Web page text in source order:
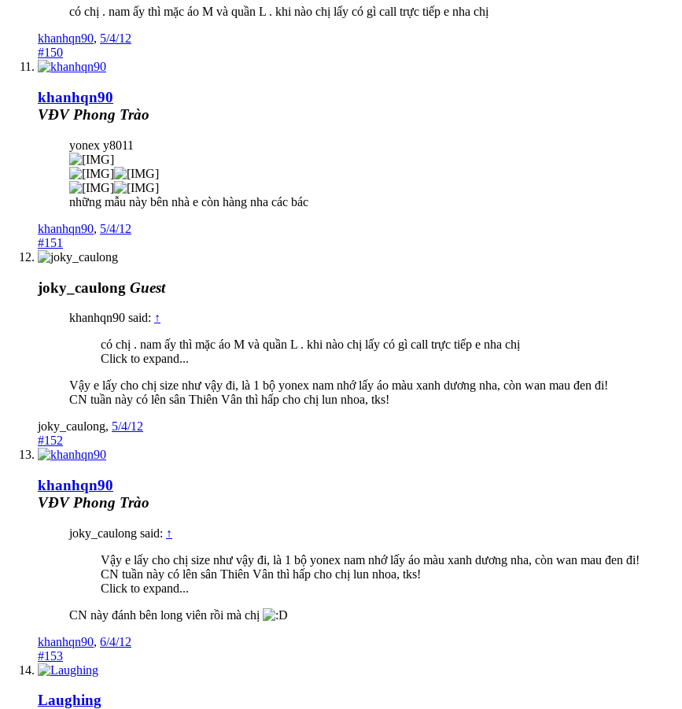
có chị . nam ấy thì mặc áo M và quần L . khi nào chị lấy có gì call trực tiếp e nha chị
khanhqn90, 5/4/12
#150
khanhqn90
VĐV Phong Trào
yonex y8011
những mẫu này bên nhà e còn hàng nha các bác
khanhqn90, 5/4/12
#151
joky_caulong Guest
khanhqn90 said: ↑
có chị . nam ấy thì mặc áo M và quần L . khi nào chị lấy có gì call trực tiếp e nha chị
Click to expand...
Vậy e lấy cho chị size như vậy đi, là 1 bộ yonex nam nhớ lấy áo màu xanh dương nha, còn wan mau đen đi!
CN tuần này có lên sân Thiên Vân thì hấp cho chị lun nhoa, tks!
joky_caulong, 5/4/12
#152
khanhqn90
VĐV Phong Trào
joky_caulong said: ↑
Vậy e lấy cho chị size như vậy đi, là 1 bộ yonex nam nhớ lấy áo màu xanh dương nha, còn wan mau đen đi!
CN tuần này có lên sân Thiên Vân thì hấp cho chị lun nhoa, tks!
Click to expand...
CN này đánh bên long viên rồi mà chị
khanhqn90, 6/4/12
#153
Laughing